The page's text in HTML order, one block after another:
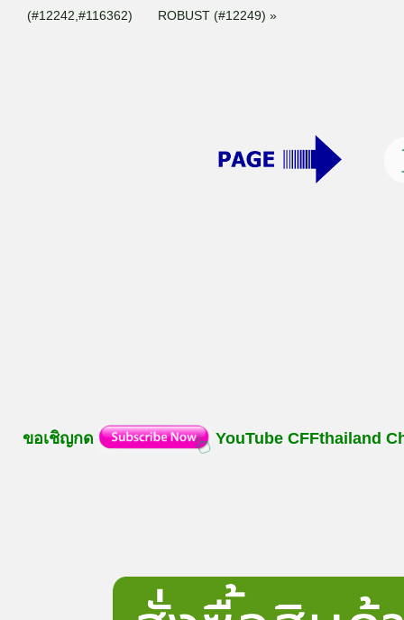
(#12242,#116362) ROBUST (#12249) »
ขอเชิญกด YouTube CFFthailand